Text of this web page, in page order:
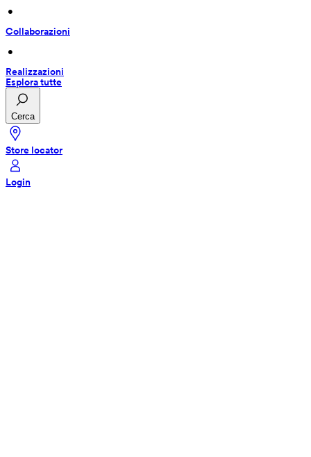
•
Collaborazioni
•
Realizzazioni
Esplora tutte
Cerca
Store locator
Login